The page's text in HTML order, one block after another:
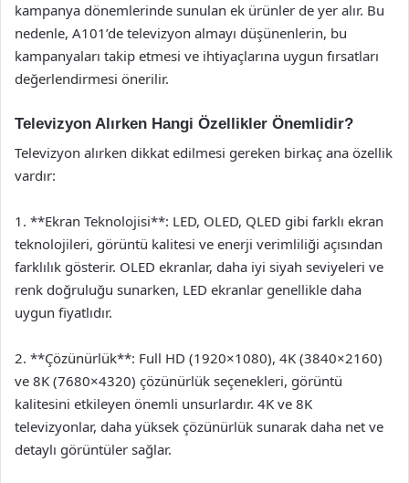
kampanya dönemlerinde sunulan ek ürünler de yer alır. Bu
nedenle, A101’de televizyon almayı düşünenlerin, bu
kampanyaları takip etmesi ve ihtiyaçlarına uygun fırsatları
değerlendirmesi önerilir.
Televizyon Alırken Hangi Özellikler Önemlidir?
Televizyon alırken dikkat edilmesi gereken birkaç ana özellik
vardır:
1. **Ekran Teknolojisi**: LED, OLED, QLED gibi farklı ekran
teknolojileri, görüntü kalitesi ve enerji verimliliği açısından
farklılık gösterir. OLED ekranlar, daha iyi siyah seviyeleri ve
renk doğruluğu sunarken, LED ekranlar genellikle daha
uygun fiyatlıdır.
2. **Çözünürlük**: Full HD (1920×1080), 4K (3840×2160)
ve 8K (7680×4320) çözünürlük seçenekleri, görüntü
kalitesini etkileyen önemli unsurlardır. 4K ve 8K
televizyonlar, daha yüksek çözünürlük sunarak daha net ve
detaylı görüntüler sağlar.